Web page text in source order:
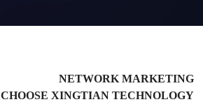
NETWORK MARKETING
CHOOSE XINGTIAN TECHNOLOGY